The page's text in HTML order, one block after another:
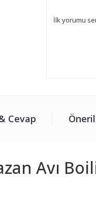
İlk yorumu
Cevap
Avı